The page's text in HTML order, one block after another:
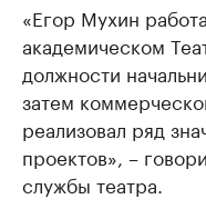
«Егор Мухин
академическом
должности
затем
реализовал ряд
проектов», –
службы театра.